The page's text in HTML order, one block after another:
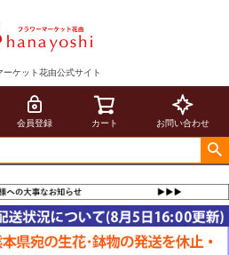
ーケット花由公式サイト
会員登録 カート お問い合わせ